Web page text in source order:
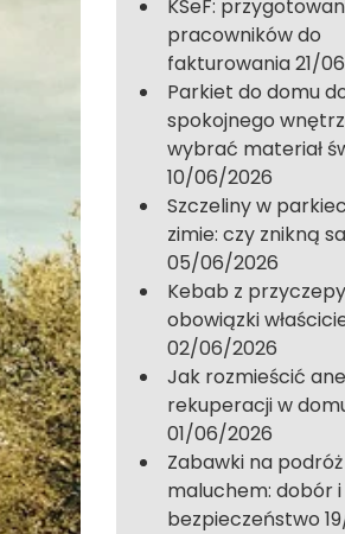
KSeF:
pracowników do
fakturowania21/
Parkiet do domu
spokojnego
wybrać materiał
10/06/2026
Szczeliny w
zimie: czy znikną
05/06/2026
Kebab z
obowiązki
02/06/2026
Jak rozmieścić
rekuperacji w
01/06/2026
Zabawki na
maluchem: dobór i
bezpieczeństwo